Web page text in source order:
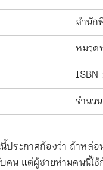
สำนัก
หมวด
จำนว
ประกาศก้องว่า ถ้าหล่
คน แต่ผู้ชายห่ามคนนี้